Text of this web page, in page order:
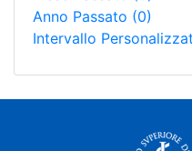
Anno Passato (0)
Intervallo